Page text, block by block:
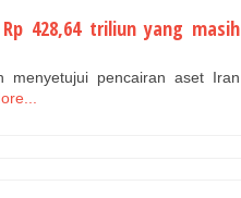
428,64 triliun yang masih
menyetujui pencairan aset Iran